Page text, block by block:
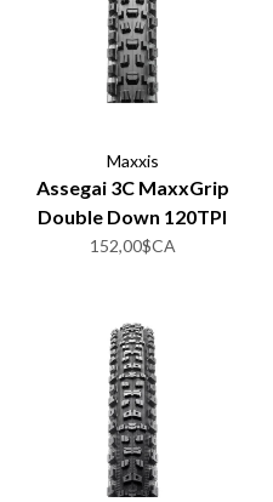
Maxxis
Assegai 3C MaxxGrip
Double Down 120TPI
152,00$CA